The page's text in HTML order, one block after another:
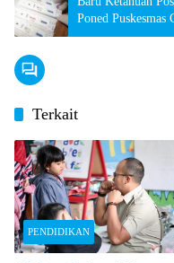
Poned
Terkait
PENDIDIKAN